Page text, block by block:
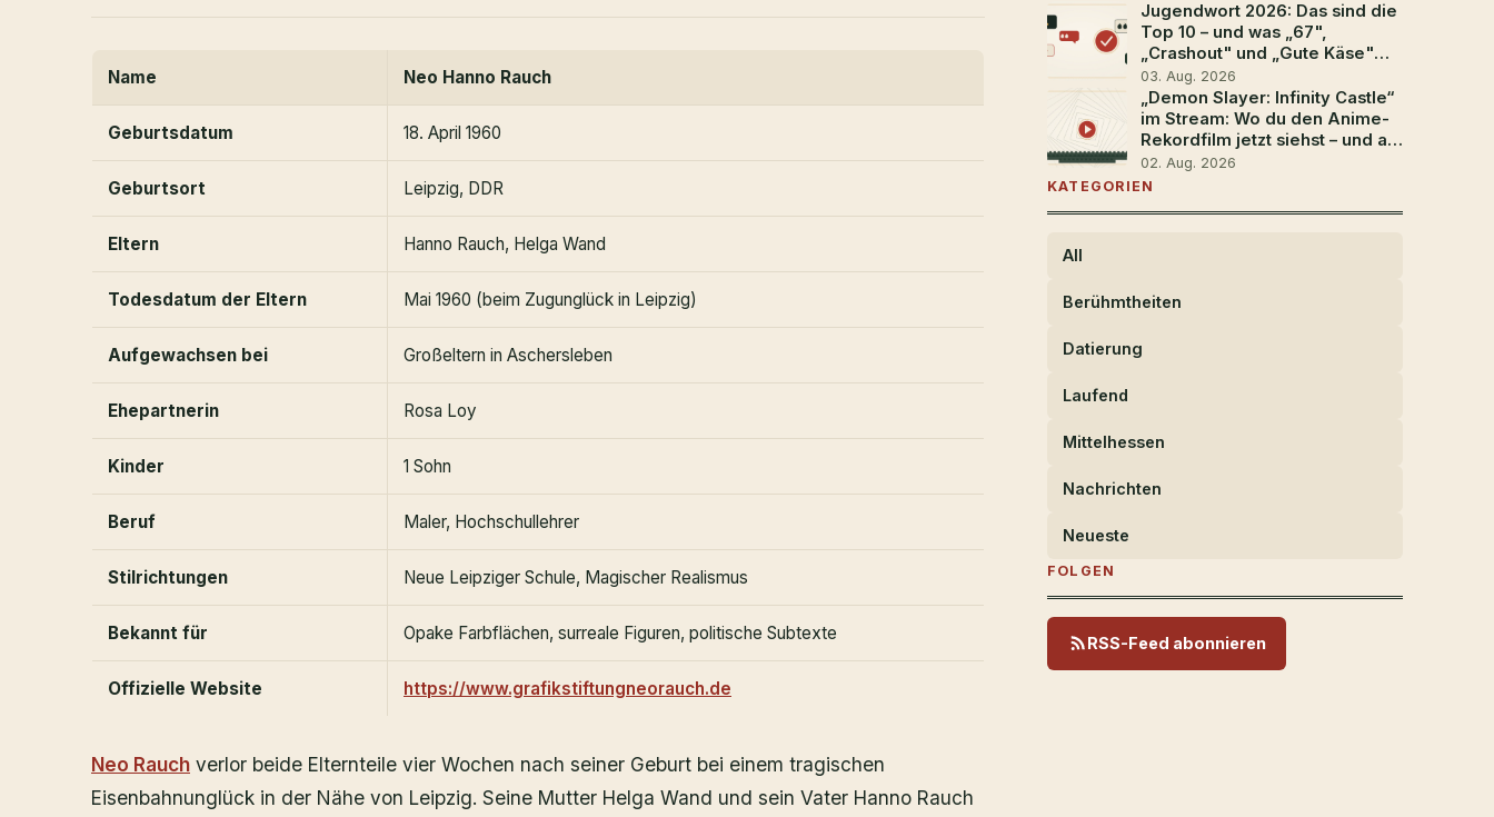
Name Neo Hanno Rauch
Geburtsdatum 18. April 1960
Geburtsort Leipzig, DDR
Eltern Hanno Rauch, Helga Wand
Todesdatum der Eltern Mai 1960 (beim Zugunglück in Leipzig)
Aufgewachsen bei Großeltern in Aschersleben
Ehepartnerin Rosa Loy
Kinder 1 Sohn
Beruf Maler, Hochschullehrer
Stilrichtungen Neue Leipziger Schule, Magischer Realismus
Bekannt für Opake Farbflächen, surreale Figuren, politische Subtexte
Offizielle Website https://www.grafikstiftungneorauch.de
Neo Rauch verlor beide Elternteile vier Wochen nach seiner Geburt bei einem tragischen
Eisenbahnunglück in der Nähe von Leipzig. Seine Mutter Helga Wand und sein Vater Hanno Rauch
Trend 2026 wurde
Jugendwort 2026: Das sind die
Top 10 – und was „67",
„Crashout" und „Gute Käse"
bedeuten
03. Aug. 2026
„Demon Slayer: Infinity Castle“
im Stream: Wo du den Anime-
Rekordfilm jetzt siehst – und ab
wann
02. Aug. 2026
KATEGORIEN
All
Berühmtheiten
Datierung
Laufend
Mittelhessen
Nachrichten
Neueste
FOLGEN
RSS-Feed abonnieren